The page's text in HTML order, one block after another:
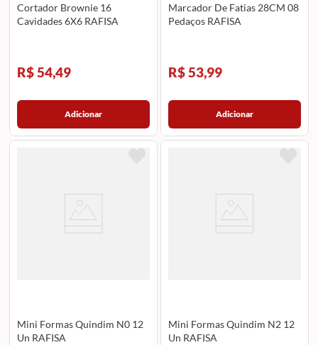
Cortador Brownie 16
Cavidades 6X6 RAFISA
R$ 54,49
Adicionar
Marcador De Fatias 28CM 08
Pedaços RAFISA
R$ 53,99
Adicionar
Mini Formas Quindim N0 12
Un RAFISA
Mini Formas Quindim N2 12
Un RAFISA